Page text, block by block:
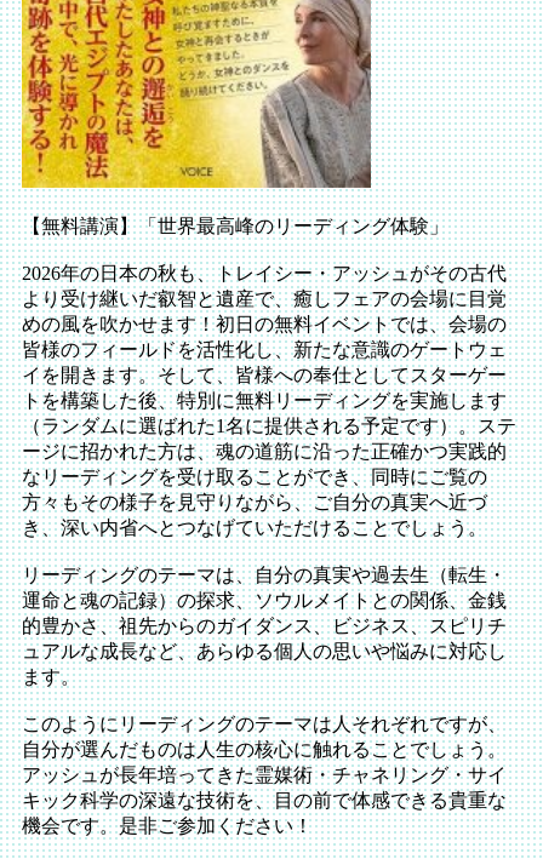
【無料講演】「世界最高峰のリーディング体験」
2026年の日本の秋も、トレイシー・アッシュがその古代
より受け継いだ叡智と遺産で、癒しフェアの会場に目覚
めの風を吹かせます！初日の無料イベントでは、会場の
皆様のフィールドを活性化し、新たな意識のゲートウェ
イを開きます。そして、皆様への奉仕としてスターゲー
トを構築した後、特別に無料リーディングを実施します
（ランダムに選ばれた1名に提供される予定です）。ステ
ージに招かれた方は、魂の道筋に沿った正確かつ実践的
なリーディングを受け取ることができ、同時にご覧の
方々もその様子を見守りながら、ご自分の真実へ近づ
き、深い内省へとつなげていただけることでしょう。
リーディングのテーマは、自分の真実や過去生（転生・
運命と魂の記録）の探求、ソウルメイトとの関係、金銭
的豊かさ、祖先からのガイダンス、ビジネス、スピリチ
ュアルな成長など、あらゆる個人の思いや悩みに対応し
ます。
このようにリーディングのテーマは人それぞれですが、
自分が選んだものは人生の核心に触れることでしょう。
アッシュが長年培ってきた霊媒術・チャネリング・サイ
キック科学の深遠な技術を、目の前で体感できる貴重な
機会です。是非ご参加ください！